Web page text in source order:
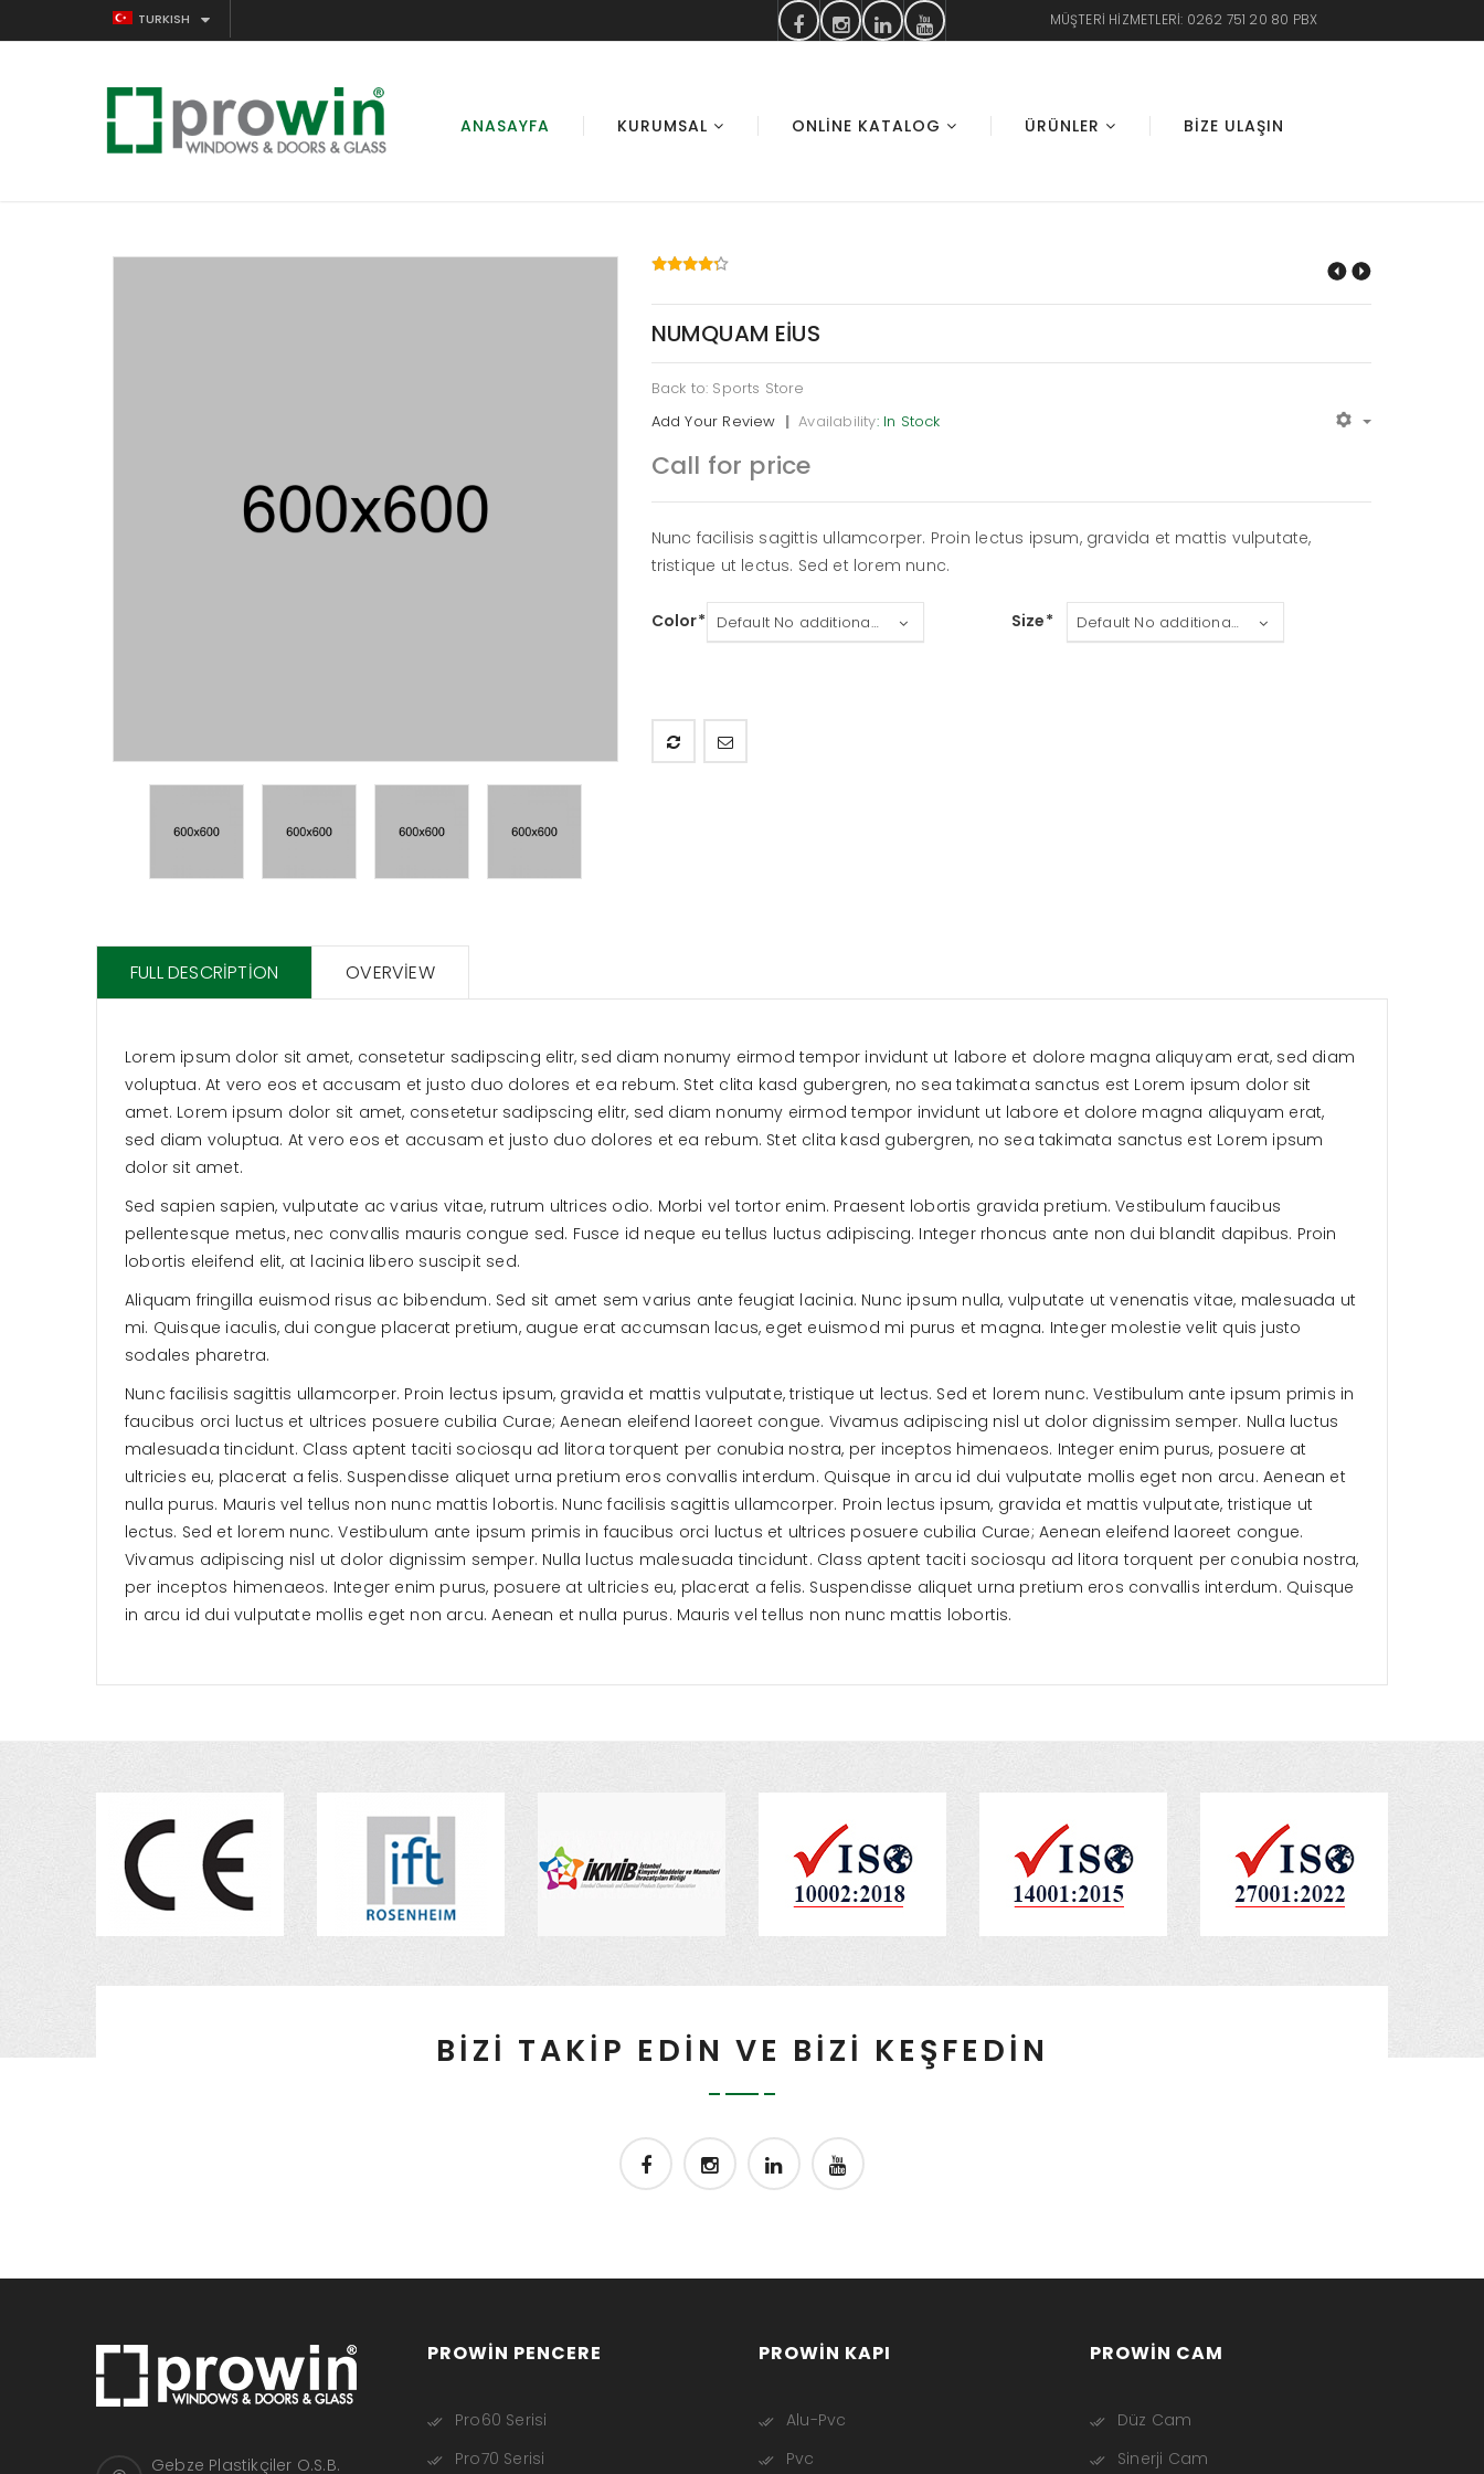
TURKISH MÜŞTERI HIZMETLERI: 0262 751 20 80 PBX
ANASAYFA KURUMSAL ONLINE KATALOG ÜRÜNLER BIZE ULAŞIN
NUMQUAM EIUS
Back to: Sports Store
Add Your Review | Availability: In Stock
Call for price
Nunc facilisis sagittis ullamcorper. Proin lectus ipsum, gravida et mattis vulputate,
tristique ut lectus. Sed et lorem nunc.
Color Default No additional charge Size Default No additional charge
FULL DESCRIPTION OVERVIEW
Lorem ipsum dolor sit amet, consetetur sadipscing elitr, sed diam nonumy eirmod tempor invidunt ut labore et dolore magna aliquyam erat, sed diam
voluptua. At vero eos et accusam et justo duo dolores et ea rebum. Stet clita kasd gubergren, no sea takimata sanctus est Lorem ipsum dolor sit
amet. Lorem ipsum dolor sit amet, consetetur sadipscing elitr, sed diam nonumy eirmod tempor invidunt ut labore et dolore magna aliquyam erat,
sed diam voluptua. At vero eos et accusam et justo duo dolores et ea rebum. Stet clita kasd gubergren, no sea takimata sanctus est Lorem ipsum
dolor sit amet.
Sed sapien sapien, vulputate ac varius vitae, rutrum ultrices odio. Morbi vel tortor enim. Praesent lobortis gravida pretium. Vestibulum faucibus
pellentesque metus, nec convallis mauris congue sed. Fusce id neque eu tellus luctus adipiscing. Integer rhoncus ante non dui blandit dapibus. Proin
lobortis eleifend elit, at lacinia libero suscipit sed.
Aliquam fringilla euismod risus ac bibendum. Sed sit amet sem varius ante feugiat lacinia. Nunc ipsum nulla, vulputate ut venenatis vitae, malesuada ut
mi. Quisque iaculis, dui congue placerat pretium, augue erat accumsan lacus, eget euismod mi purus et magna. Integer molestie velit quis justo
sodales pharetra.
Nunc facilisis sagittis ullamcorper. Proin lectus ipsum, gravida et mattis vulputate, tristique ut lectus. Sed et lorem nunc. Vestibulum ante ipsum primis in
faucibus orci luctus et ultrices posuere cubilia Curae; Aenean eleifend laoreet congue. Vivamus adipiscing nisl ut dolor dignissim semper. Nulla luctus
malesuada tincidunt. Class aptent taciti sociosqu ad litora torquent per conubia nostra, per inceptos himenaeos. Integer enim purus, posuere at
ultricies eu, placerat a felis. Suspendisse aliquet urna pretium eros convallis interdum. Quisque in arcu id dui vulputate mollis eget non arcu. Aenean et
nulla purus. Mauris vel tellus non nunc mattis lobortis. Nunc facilisis sagittis ullamcorper. Proin lectus ipsum, gravida et mattis vulputate, tristique ut
lectus. Sed et lorem nunc. Vestibulum ante ipsum primis in faucibus orci luctus et ultrices posuere cubilia Curae; Aenean eleifend laoreet congue.
Vivamus adipiscing nisl ut dolor dignissim semper. Nulla luctus malesuada tincidunt. Class aptent taciti sociosqu ad litora torquent per conubia nostra,
per inceptos himenaeos. Integer enim purus, posuere at ultricies eu, placerat a felis. Suspendisse aliquet urna pretium eros convallis interdum. Quisque
in arcu id dui vulputate mollis eget non arcu. Aenean et nulla purus. Mauris vel tellus non nunc mattis lobortis.
BİZİ TAKİP EDİN VE BİZİ KEŞFEDİN
Gebze Plastikçiler O.S.B.
PROWIN PENCERE
Pro60 Serisi
Pro70 Serisi
PROWIN KAPI
Alu-Pvc
Pvc
PROWIN CAM
Düz Cam
Sinerji Cam